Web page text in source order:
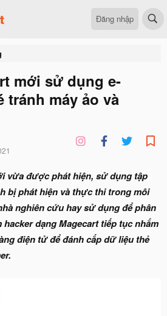
Đăng nhập
mới sử dụng e-
tránh máy ảo và
vừa được phát hiện, sử dụng tập
bị phát hiện và thực thi trong môi
nghiên cứu hay sử dụng để phân
dạng Magecart tiếp tục nhắm
điện tử để đánh cắp dữ liệu thẻ